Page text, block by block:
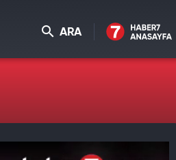
ARA